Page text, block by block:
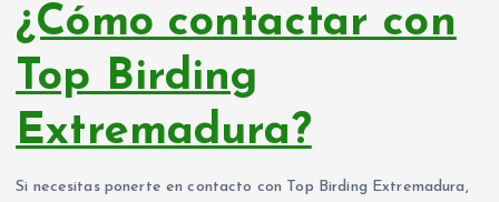
¿Cómo contactar con
Top Birding
Extremadura?
Si necesitas ponerte en contacto con Top Birding Extremadura,